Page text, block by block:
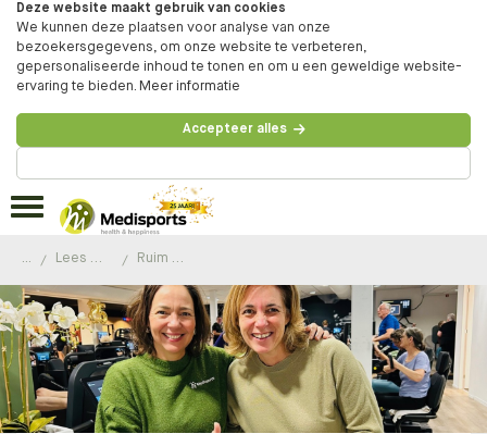
Deze website maakt gebruik van cookies
We kunnen deze plaatsen voor analyse van onze
bezoekersgegevens, om onze website te verbeteren,
gepersonaliseerde inhoud te tonen en om u een geweldige website-
ervaring te bieden. Meer informatie
Accepteer alles
... Lees de ervaringen van onze klanten Ruim 9 kilo kwijt in 12 weken!